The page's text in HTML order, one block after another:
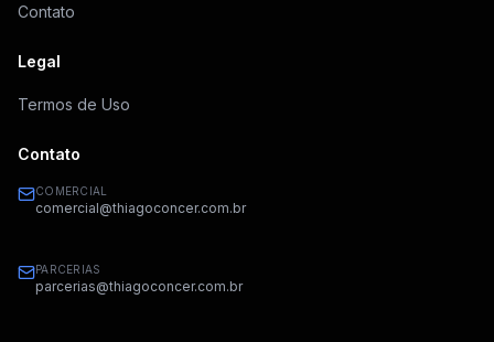
Contato
Legal
Termos de Uso
Contato
COMERCIAL
comercial@thiagoconcer.com.br
PARCERIAS
parcerias@thiagoconcer.com.br